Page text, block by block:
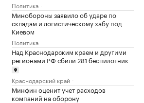
Политика
Минобороны заявило об ударе по
складам и логистическому хабу под
Киевом
Политика
Над Краснодарским краем и другими
регионами РФ сбили 281 беспилотник
Краснодарский край
Минфин оценит учет расходов
компаний на оборону